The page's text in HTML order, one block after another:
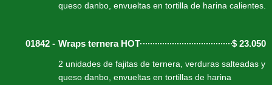
queso danbo, envueltas en tortilla de harina calientes.
01842 - Wraps ternera HOT $23.050
2 unidades de fajitas de ternera, verduras salteadas y
queso danbo, envueltas en tortillas de harina